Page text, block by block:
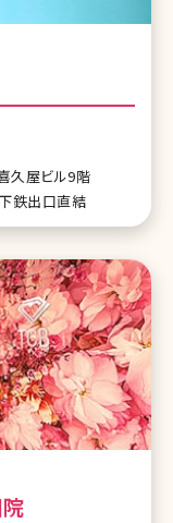
久屋ビル9階
鉄出口直結